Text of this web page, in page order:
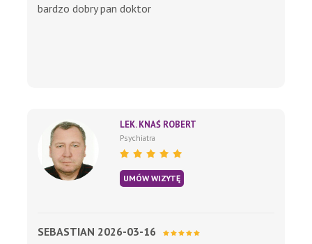
bardzo dobry pan doktor
LEK. KNAŚ ROBERT
Psychiatra
UMÓW WIZYTĘ
SEBASTIAN 2026-03-16